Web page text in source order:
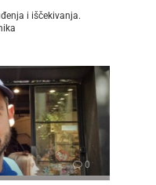
i iščekivanja.
0